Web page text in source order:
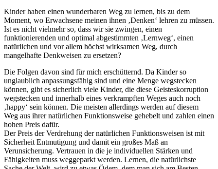
Kinder haben einen wunderbaren Weg zu lernen, bis zu dem
Moment, wo Erwachsene meinen ihnen ‚Denken‘ lehren zu müssen.
Ist es nicht vielmehr so, dass wir sie zwingen, einen
funktionierenden und optimal abgestimmten ‚Lernweg‘, einen
natürlichen und vor allem höchst wirksamen Weg, durch
mangelhafte Denkweisen zu ersetzen?
Die Folgen davon sind für mich erschütternd. Da Kinder so
unglaublich anpassungsfähig sind und eine Menge wegstecken
können, gibt es sicherlich viele Kinder, die diese Geisteskorruption
wegstecken und innerhalb eines verkrampften Weges auch noch
‚happy‘ sein können. Die meisten allerdings werden auf diesem
Weg aus ihrer natürlichen Funktionsweise gehebelt und zahlen einen
hohen Preis dafür.
Der Preis der Verdrehung der natürlichen Funktionsweisen ist mit
Sicherheit Entmutigung und damit ein großes Maß an
Verunsicherung. Vertrauen in die je individuellen Stärken und
Fähigkeiten muss weggeparkt werden. Lernen, die natürlichste